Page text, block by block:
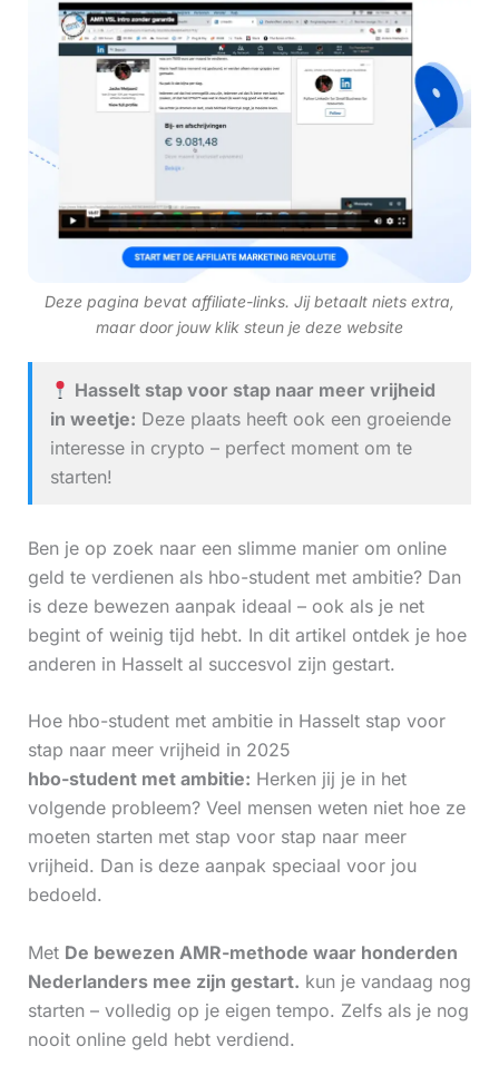
Deze pagina bevat affiliate-links. Jij betaalt niets extra,
maar door jouw klik steun je deze website
Hasselt stap voor stap naar meer vrijheid
in weetje: Deze plaats heeft ook een groeiende
interesse in crypto – perfect moment om te
starten!
Ben je op zoek naar een slimme manier om online
geld te verdienen als hbo-student met ambitie? Dan
is deze bewezen aanpak ideaal – ook als je net
begint of weinig tijd hebt. In dit artikel ontdek je hoe
anderen in Hasselt al succesvol zijn gestart.
Hoe hbo-student met ambitie in Hasselt stap voor
stap naar meer vrijheid in 2025
hbo-student met ambitie: Herken jij je in het
volgende probleem? Veel mensen weten niet hoe ze
moeten starten met stap voor stap naar meer
vrijheid. Dan is deze aanpak speciaal voor jou
bedoeld.
Met De bewezen AMR-methode waar honderden
Nederlanders mee zijn gestart. kun je vandaag nog
starten – volledig op je eigen tempo. Zelfs als je nog
nooit online geld hebt verdiend.